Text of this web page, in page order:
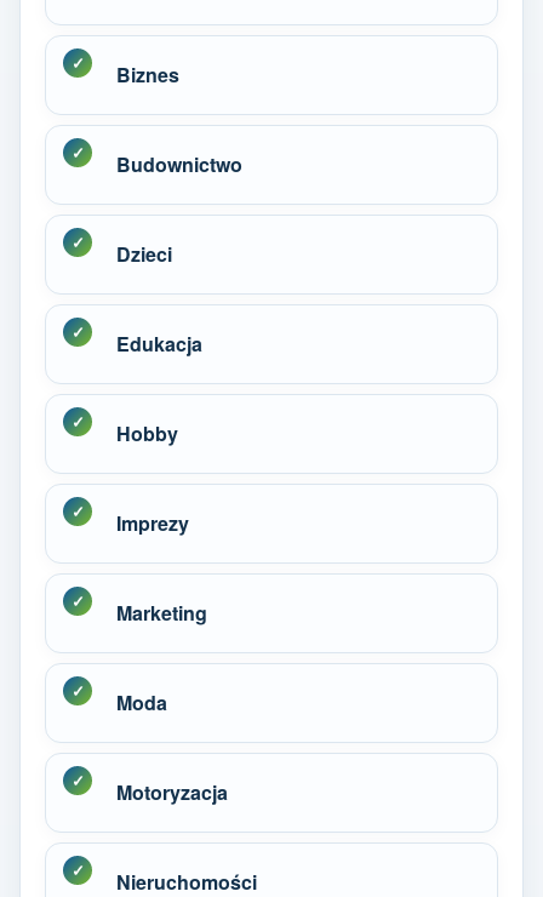
Biznes
Budownictwo
Dzieci
Edukacja
Hobby
Imprezy
Marketing
Moda
Motoryzacja
Nieruchomości